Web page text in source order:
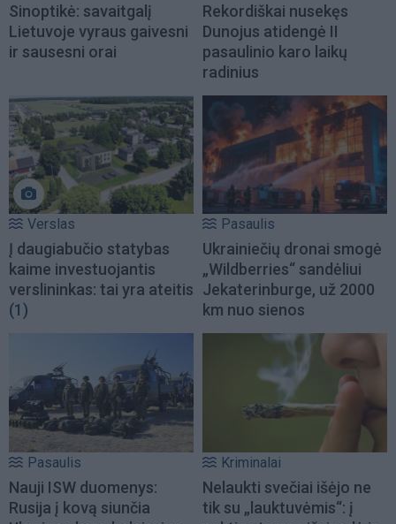
Sinoptikė: savaitgalį
Lietuvoje vyraus gaivesni
ir sausesni orai
Rekordiškai nusekęs
Dunojus atidengė II
pasaulinio karo laikų
radinius
Verslas
Į daugiabučio statybas
kaime investuojantis
verslininkas: tai yra ateitis
(1)
Pasaulis
Ukrainiečių dronai smogė
„Wildberries“ sandėliui
Jekaterinburge, už 2000
km nuo sienos
Pasaulis
Nauji ISW duomenys:
Rusija į kovą siunčia
Kriminalai
Nelaukti svečiai išėjo ne
tik su „lauktuvėmis“: į